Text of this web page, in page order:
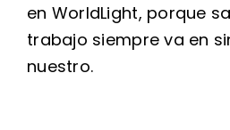
en WorldLight, porque
trabajo siempre va en
nuestro.